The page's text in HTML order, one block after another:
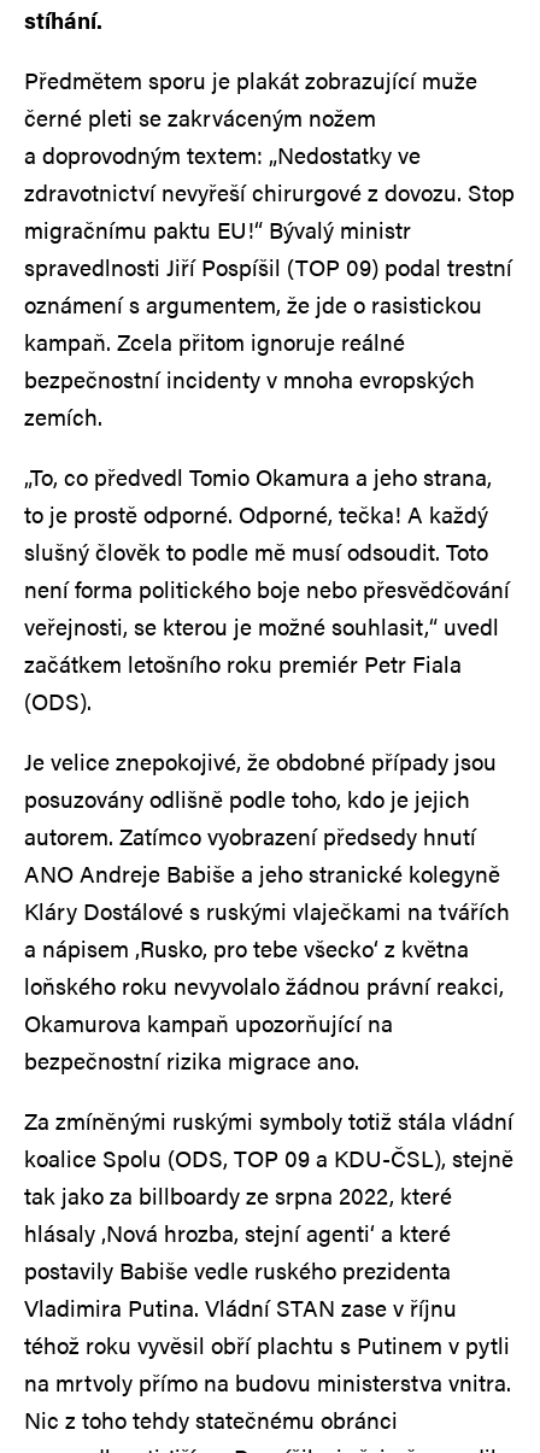
stíhání.
Předmětem sporu je plakát zobrazující muže
černé pleti se zakrváceným nožem
a doprovodným textem: „Nedostatky ve
zdravotnictví nevyřeší chirurgové z dovozu. Stop
migračnímu paktu EU!“ Bývalý ministr
spravedlnosti Jiří Pospíšil (TOP 09) podal trestní
oznámení s argumentem, že jde o rasistickou
kampaň. Zcela přitom ignoruje reálné
bezpečnostní incidenty v mnoha evropských
zemích.
„To, co předvedl Tomio Okamura a jeho strana,
to je prostě odporné. Odporné, tečka! A každý
slušný člověk to podle mě musí odsoudit. Toto
není forma politického boje nebo přesvědčování
veřejnosti, se kterou je možné souhlasit,“ uvedl
začátkem letošního roku premiér Petr Fiala
(ODS).
Je velice znepokojivé, že obdobné případy jsou
posuzovány odlišně podle toho, kdo je jejich
autorem. Zatímco vyobrazení předsedy hnutí
ANO Andreje Babiše a jeho stranické kolegyně
Kláry Dostálové s ruskými vlaječkami na tvářích
a nápisem ‚Rusko, pro tebe všecko‘ z května
loňského roku nevyvolalo žádnou právní reakci,
Okamurova kampaň upozorňující na
bezpečnostní rizika migrace ano.
Za zmíněnými ruskými symboly totiž stála vládní
koalice Spolu (ODS, TOP 09 a KDU-ČSL), stejně
tak jako za billboardy ze srpna 2022, které
hlásaly ‚Nová hrozba, stejní agenti‘ a které
postavily Babiše vedle ruského prezidenta
Vladimira Putina. Vládní STAN zase v říjnu
téhož roku vyvěsil obří plachtu s Putinem v pytli
na mrtvoly přímo na budovu ministerstva vnitra.
Nic z toho tehdy statečnému obránci